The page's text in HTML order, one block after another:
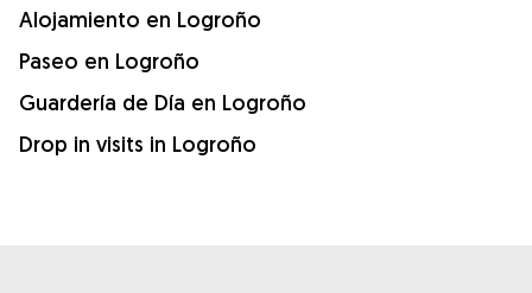
Alojamiento en Logroño
Paseo en Logroño
Guardería de Día en Logroño
Drop in visits in Logroño